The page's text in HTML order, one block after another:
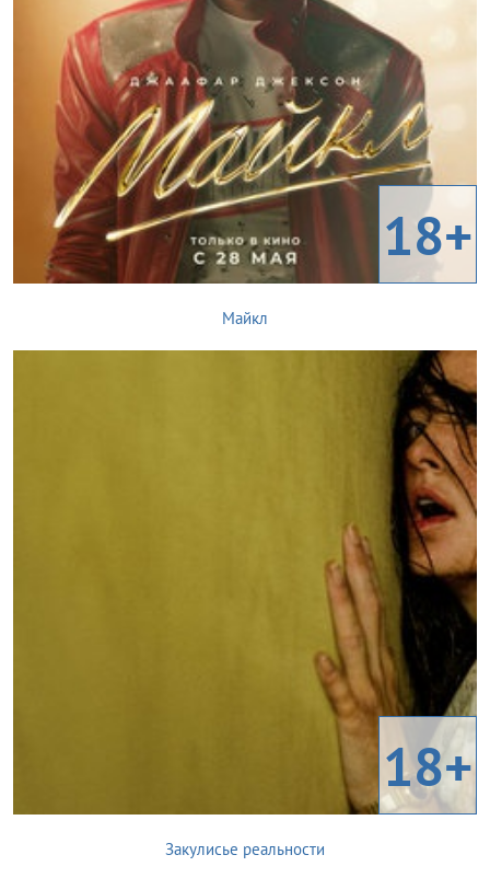
18+
Майкл
18+
Закулисье реальности